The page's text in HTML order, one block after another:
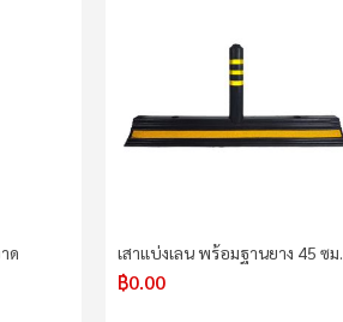
ด
เสาแบ่งเลน พร้อมฐานยาง 45 ซม.
฿0.00